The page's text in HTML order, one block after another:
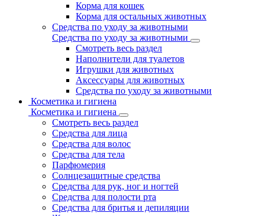
Корма для кошек
Корма для остальных животных
Средства по уходу за животными
Средства по уходу за животными
Смотреть весь раздел
Наполнители для туалетов
Игрушки для животных
Аксессуары для животных
Средства по уходу за животными
Косметика и гигиена
Косметика и гигиена
Смотреть весь раздел
Средства для лица
Средства для волос
Средства для тела
Парфюмерия
Солнцезащитные средства
Средства для рук, ног и ногтей
Средства для полости рта
Средства для бритья и депиляции